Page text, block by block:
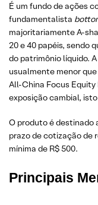
É um fundo de ações
fundamentalista
majoritariamente A-
20 e 40 papéis, sendo
do patrimônio líquido.
usualmente menor
All-China Focus Equity
exposição cambial,
O produto é destinado
prazo de cotização de
mínima de R$ 500.
Principais